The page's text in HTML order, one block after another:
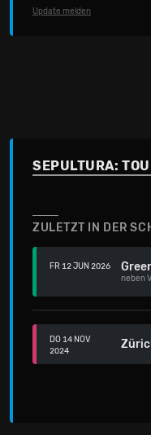
Liebe SepulNation –
Vorprogramm ein
Update melden
SEPULTURA:
ZULETZT IN DER
FR 12 JUN 2026
neben
DO 14 NOV
2024